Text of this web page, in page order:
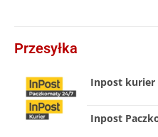
Przesyłka
Inpost kurier
Inpost